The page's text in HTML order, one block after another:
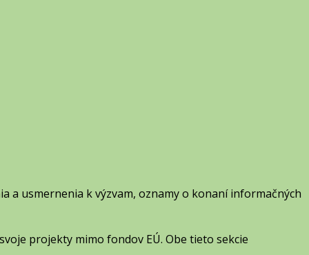
a usmernenia k výzvam, oznamy o konaní informačných
projekty mimo fondov EÚ. Obe tieto sekcie